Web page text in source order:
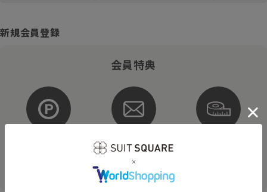
新規会員登録
会員特典
メルマガ配信
そのほかにもさまざまなキャンペーンを予定しています。